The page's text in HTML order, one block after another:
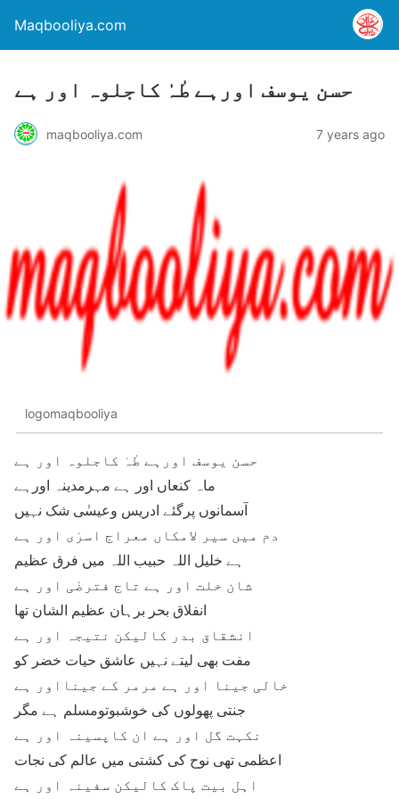
Maqbooliya.com
حسن یوسف اورہے طٰہٰ کاجلوہ اور ہے
maqbooliya.com 7 years ago
logomaqbooliya
حسن یوسف اورہے طٰہٰ کاجلوہ اور ہے
ماہ کنعاں اور ہے مہرمدینہ اورہے
آسمانوں پرگئے ادریس وعیسٰی شک نہیں
دم میں سیر لامکاں معراج اسرٰی اور ہے
ہے خلیل اللہ حبیب اللہ میں فرق عظیم
شان خلت اور ہے تاج فترضٰی اور ہے
انفلاق بحر برہان عظیم الشان تھا
انشقاق بدر کالیکن نتیجہ اور ہے
مفت بھی لیتے نہیں عاشق حیات خضر کو
خالی جینا اور ہے مرمر کے جینااور ہے
جنتی پھولوں کی خوشبوتومسلم ہے مگر
نکہت گل اور ہے ان کاپسینہ اور ہے
اعظمی تھی نوح کی کشتی میں عالم کی نجات
اہل بیت پاک کالیکن سفینہ اور ہے